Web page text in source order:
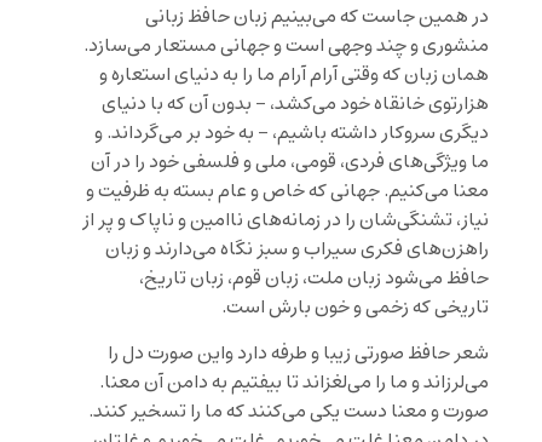
در همین جاست که می‌بینیم زبان حافظ زبانی
منشوری و چند وجهی است و جهانی مستعار می‌سازد.
همان زبان که وقتی آرام آرام ما را به دنیای استعاره و
هزارتوی خانقاه خود می‌کشد، – بدون آن که با دنیای
دیگری سروکار داشته باشیم، – به خود بر می‌گرداند. و
ما ویژگی‌های فردی، قومی، ملی و فلسفی خود را در آن
معنا می‌کنیم. جهانی که خاص و عام بسته به ظرفیت و
نیاز، تشنگی‌شان را در زمانه‌های ناامین و ناپاک و پر از
راهزن‌های فکری سیراب و سبز نگاه می‌دارند و زبان
حافظ می‌شود زبان ملت، زبان قوم، زبان تاریخ،
تاریخی که زخمی و خون بارش است.
شعر حافظ صورتی زیبا و طرفه دارد واین صورت دل را
می‌لرزاند و ما را می‌لغزاند تا بیفتیم به دامن آن معنا.
صورت و معنا دست یکی می‌کنند که ما را تسخیر کنند.